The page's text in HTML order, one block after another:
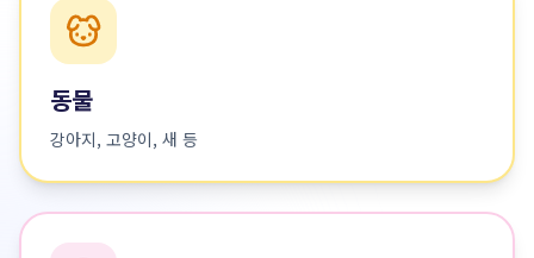
동물
강아지, 고양이, 새 등